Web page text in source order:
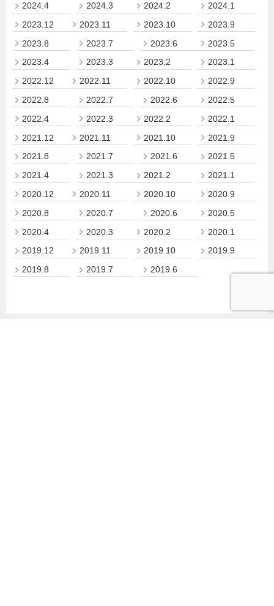
2024.4
2024.3 2024.2
2024.1
2023.12
2023.11 2023.10
2023.9
2023.8
2023.7 2023.6
2023.5
2023.4
2023.3 2023.2
2023.1
2022.12
2022.11 2022.10
2022.9
2022.8
2022.7 2022.6
2022.5
2022.4
2022.3 2022.2
2022.1
2021.12
2021.11 2021.10
2021.9
2021.8
2021.7 2021.6
2021.5
2021.4
2021.3 2021.2
2021.1
2020.12
2020.11 2020.10
2020.9
2020.8
2020.7 2020.6
2020.5
2020.4
2020.3 2020.2
2020.1
2019.12
2019.11 2019.10
2019.9
2019.8
2019.7 2019.6